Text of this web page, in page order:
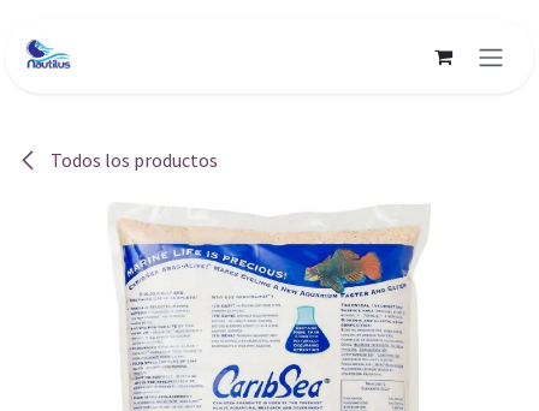
Todos los productos